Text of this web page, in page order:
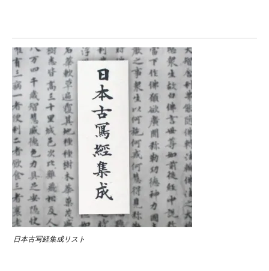
日本古写経集成リスト